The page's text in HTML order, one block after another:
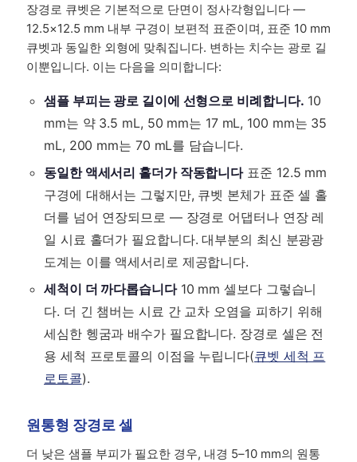
장경로 큐벳은 기본적으로 단면이 정사각형입니다 —
12.5×12.5 mm 내부 구경이 보편적 표준이며, 표준 10 mm
큐벳과 동일한 외형에 맞춰집니다. 변하는 치수는 광로 길
이뿐입니다. 이는 다음을 의미합니다:
샘플 부피는 광로 길이에 선형으로 비례합니다. 10
mm는 약 3.5 mL, 50 mm는 17 mL, 100 mm는 35
mL, 200 mm는 70 mL를 담습니다.
동일한 액세서리 홀더가 작동합니다표준 12.5 mm
구경에 대해서는 그렇지만, 큐벳 본체가 표준 셀 홀
더를 넘어 연장되므로 — 장경로 어댑터나 연장 레
일 시료 홀더가 필요합니다. 대부분의 최신 분광광
도계는 이를 액세서리로 제공합니다.
세척이 더 까다롭습니다10 mm 셀보다 그렇습니
다. 더 긴 챔버는 시료 간 교차 오염을 피하기 위해
세심한 헹굼과 배수가 필요합니다. 장경로 셀은 전
용 세척 프로토콜의 이점을 누립니다(큐벳 세척 프
로토콜).
원통형 장경로 셀
더 낮은 샘플 부피가 필요한 경우, 내경 5–10 mm의 원통